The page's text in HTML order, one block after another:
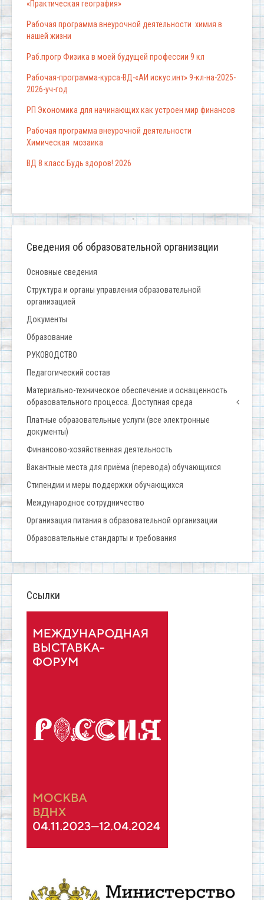
«Практическая география»
Рабочая программа внеурочной деятельности химия в
нашей жизни
Раб.прогр Физика в моей будущей профессии 9 кл
Рабочая-программа-курса-ВД-«АИ искус.инт» 9-кл-на-2025-
2026-уч-год
РП Экономика для начинающих как устроен мир финансов
Рабочая программа внеурочной деятельности
Химическая мозаика
ВД 8 класс Будь здоров! 2026
Сведения об образовательной организации
Основные сведения
Структура и органы управления образовательной
организацией
Документы
Образование
РУКОВОДСТВО
Педагогический состав
Материально-техническое обеспечение и оснащенность
образовательного процесса. Доступная среда
Платные образовательные услуги (все электронные
документы)
Финансово-хозяйственная деятельность
Вакантные места для приёма (перевода) обучающихся
Стипендии и меры поддержки обучающихся
Международное сотрудничество
Организация питания в образовательной организации
Образовательные стандарты и требования
Ссылки